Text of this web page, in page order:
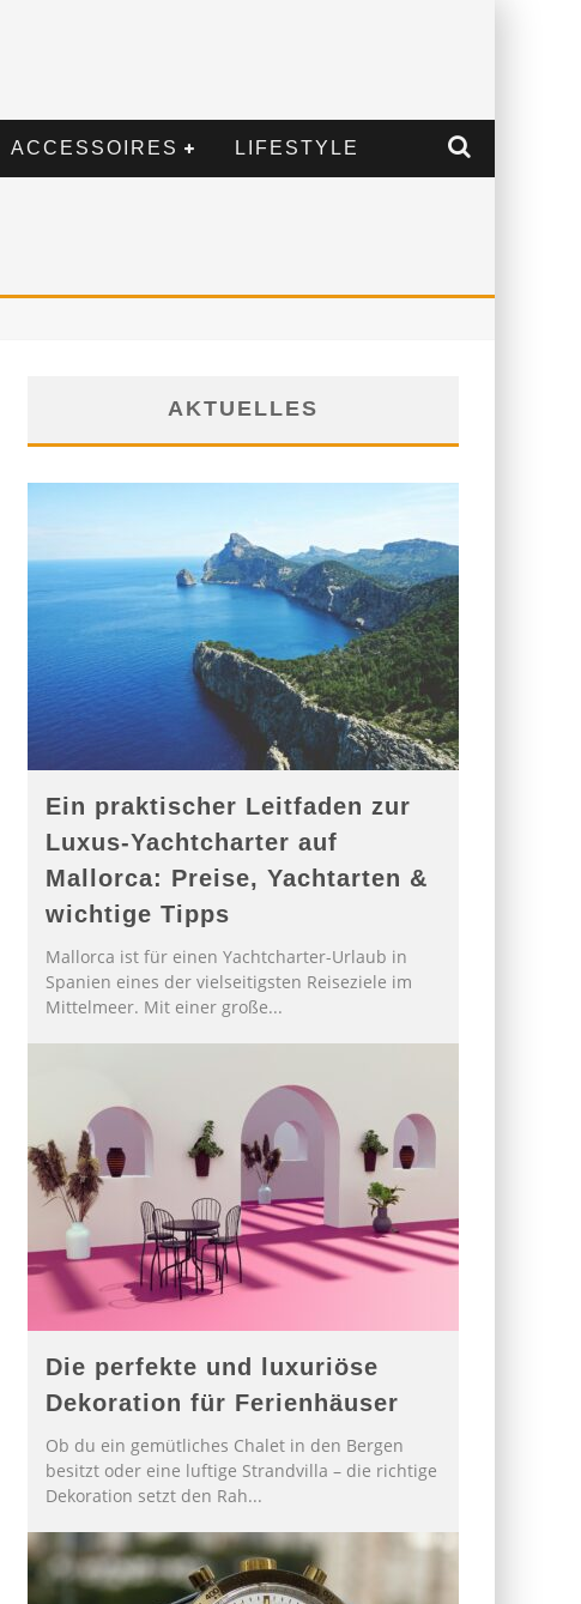
ACCESSOIRES LIFESTYLE
AKTUELLES
Ein praktischer Leitfaden zur
Luxus-Yachtcharter auf
Mallorca: Preise, Yachtarten &
wichtige Tipps
Mallorca ist für einen Yachtcharter-Urlaub in
Spanien eines der vielseitigsten Reiseziele im
Mittelmeer. Mit einer große...
Die perfekte und luxuriöse
Dekoration für Ferienhäuser
Ob du ein gemütliches Chalet in den Bergen
besitzt oder eine luftige Strandvilla – die richtige
Dekoration setzt den Rah...